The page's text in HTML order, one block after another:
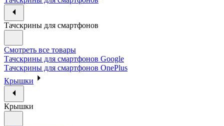
Тачскрины для смартфонов
Смотреть все товары
Тачскрины для смартфонов Google
Тачскрины для смартфонов OnePlus
Крышки
Крышки